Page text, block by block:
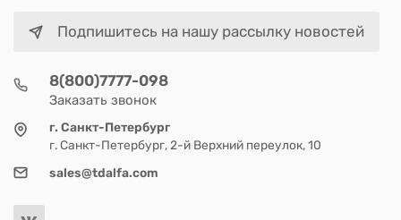
Подпишитесь на нашу рассылку новостей
8(800)7777-098
Заказать звонок
г. Санкт-Петербург
г. Санкт-Петербург, 2-й Верхний переулок, 10
sales@tdalfa.com